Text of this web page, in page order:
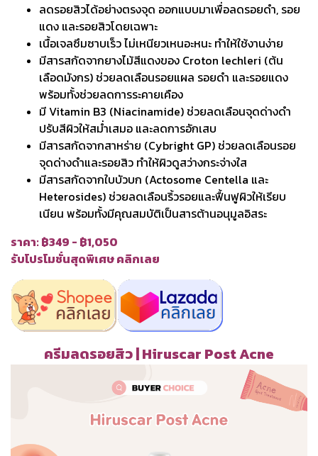
ลดรอยสิวได้อย่างตรงจุด ออกแบบมาเพื่อลดรอยดำ, รอย
แดง และรอยสิวโดยเฉพาะ
เนื้อเจลซึมซาบเร็ว ไม่เหนียวเหนอะหนะ ทำให้ใช้งานง่าย
มีสารสกัดจากยางไม้สีแดงของ Croton lechleri (ต้น
เลือดมังกร) ช่วยลดเลือนรอยแผล รอยดำ และรอยแดง
พร้อมทั้งช่วยลดการระคายเคือง
มี Vitamin B3 (Niacinamide) ช่วยลดเลือนจุดด่างดำ
ปรับสีผิวให้สม่ำเสมอ และลดการอักเสบ
มีสารสกัดจากสาหร่าย (Cybright GP) ช่วยลดเลือนรอย
จุดด่างดำและรอยสิว ทำให้ผิวดูสว่างกระจ่างใส
มีสารสกัดจากใบบัวบก (Actosome Centella และ
Heterosides) ช่วยลดเลือนริ้วรอยและฟื้นฟูผิวให้เรียบ
เนียน พร้อมทั้งมีคุณสมบัติเป็นสารต้านอนุมูลอิสระ
ราคา: ฿349 - ฿1,050
รับโปรโมชั่นสุดพิเศษ คลิกเลย
ครีมลดรอยสิว | Hiruscar Post Acne